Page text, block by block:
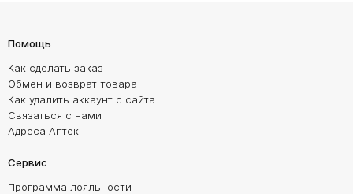
Помощь
Как сделать заказ
Обмен и возврат товара
Как удалить аккаунт с сайта
Связаться с нами
Адреса Аптек
Сервис
Программа лояльности